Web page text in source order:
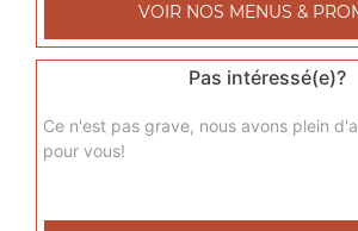
VOIR NOS MENUS &
Pas intéressé(e)?
Ce n'est pas grave, nous avons plein
pour vous!